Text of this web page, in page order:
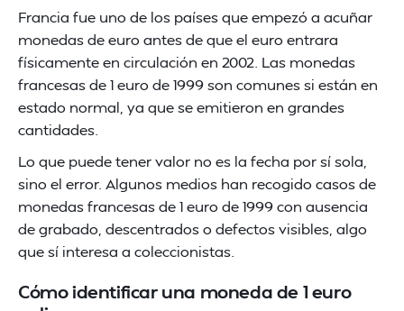
Francia fue uno de los países que empezó a acuñar
monedas de euro antes de que el euro entrara
físicamente en circulación en 2002. Las monedas
francesas de 1 euro de 1999 son comunes si están en
estado normal, ya que se emitieron en grandes
cantidades.
Lo que puede tener valor no es la fecha por sí sola,
sino el error. Algunos medios han recogido casos de
monedas francesas de 1 euro de 1999 con ausencia
de grabado, descentrados o defectos visibles, algo
que sí interesa a coleccionistas.
Cómo identificar una moneda de 1 euro